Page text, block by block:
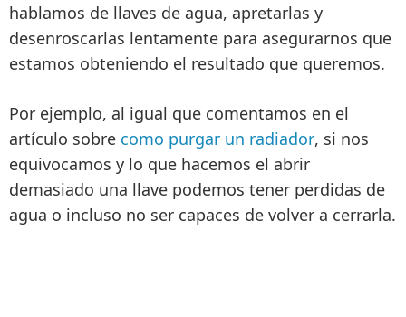
hablamos de llaves de agua, apretarlas y
desenroscarlas lentamente para asegurarnos que
estamos obteniendo el resultado que queremos.
Por ejemplo, al igual que comentamos en el
artículo sobre como purgar un radiador, si nos
equivocamos y lo que hacemos el abrir
demasiado una llave podemos tener perdidas de
agua o incluso no ser capaces de volver a cerrarla.